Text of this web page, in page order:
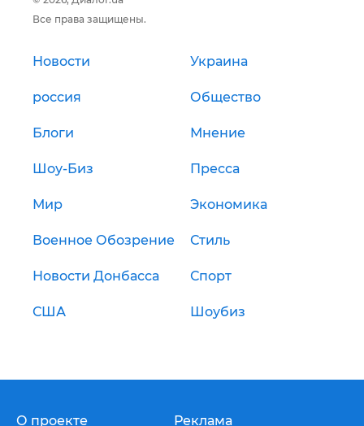
Все права защищены.
Новости Украина
россия Общество
Блоги Мнение
Шоу-Биз Пресса
Мир Экономика
Военное Обозрение Стиль
Новости Донбасса Спорт
США Шоубиз
О проекте Реклама